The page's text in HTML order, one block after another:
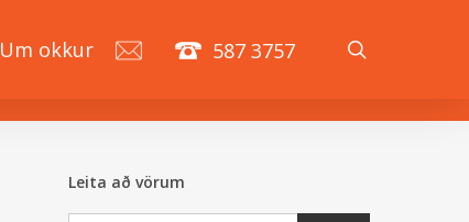
Um okkur 587 3757
Leita að vörum